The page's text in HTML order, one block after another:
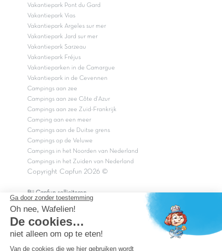
Vakantiepark Pont du Gard
Vakantiepark Vias
Vakantiepark Argeles sur mer
Vakantiepark Jard sur mer
Vakantiepark Sarzeau
Vakantiepark Fréjus
Vakantieparken in de Camargue
Vakantiepark in de Cevennen
Campings aan zee
Campings aan zee Côte d'Azur
Campings aan zee Zuid-Frankrijk
Camping aan een meer
Campings aan de Duitse grens
Campings op de Veluwe
Campings in het Noorden van Nederland
Campings in het Zuiden van Nederland
Copyright Capfun 2026 ©
Bij Capfun solliciteren
Dutchbox Vakantiepark
Superdeals
Capfun in de media
Carabouille.nl